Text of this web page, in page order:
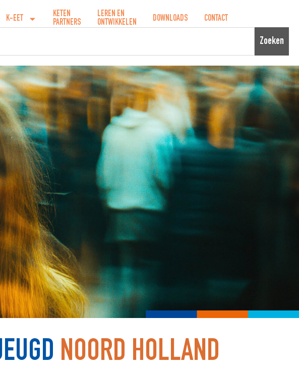
K-EET
KETEN
PARTNERS
LEREN EN
ONTWIKKELEN
DOWNLOADS CONTACT
Zoeken
NOORD HOLLAND